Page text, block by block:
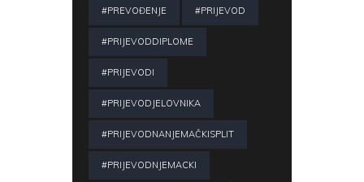
#PREVOĐENJE #PRIJEVOD
#PRIJEVODDIPLOME
#PRIJEVODI
#PRIJEVODJELOVNIKA
#PRIJEVODNANJEMAČKISPLIT
#PRIJEVODNJEMACKI